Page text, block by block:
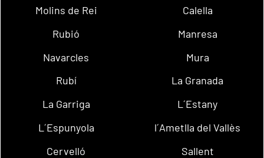
Molins de Rei
Calella
Rubió
Manresa
Navarcles
Mura
Rubí
La Granada
La Garriga
L´Estany
L´Espunyola
l´Ametlla del Vallès
Cervelló
Sallent